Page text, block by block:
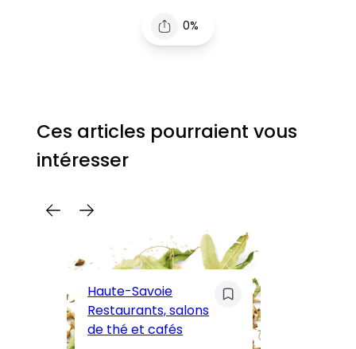
0%
Ces articles pourraient vous
intéresser
Haute-Savoie
Restaurants, salons
de thé et cafés